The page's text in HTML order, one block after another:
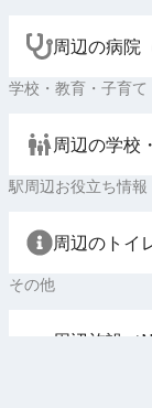
周辺の病院
学校・教育・子育て
周辺の学校
駅周辺お役立ち情報
周辺のトイ
その他
周辺施設（